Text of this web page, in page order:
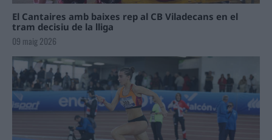
El Cantaires amb baixes rep al CB Viladecans en el
tram decisiu de la lliga
09 maig 2026